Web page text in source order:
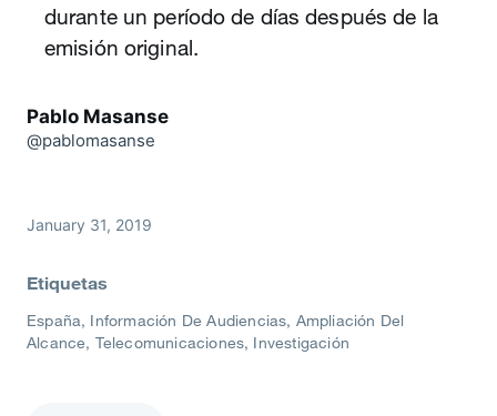
durante un período de días después de la
emisión original.
Pablo Masanse
@pablomasanse
January 31, 2019
Etiquetas
España Información De Audiencias Ampliación Del
Alcance Telecomunicaciones Investigación